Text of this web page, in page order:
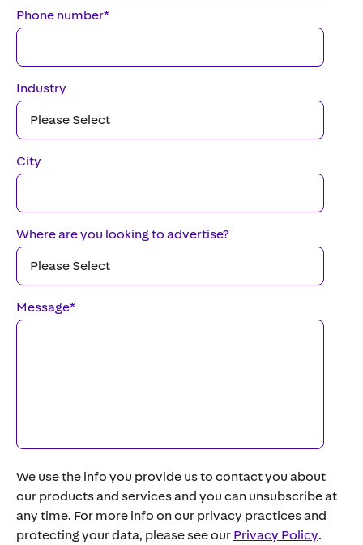
Phone number*
Industry
City
Where are you looking to advertise?
Message*
We use the info you provide us to contact you about
our products and services and you can unsubscribe at
any time. For more info on our privacy practices and
protecting your data, please see our Privacy Policy.